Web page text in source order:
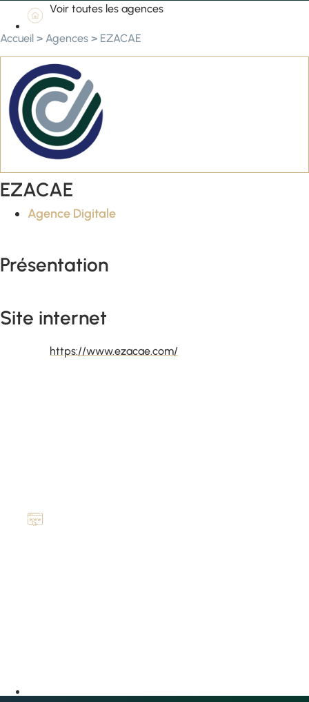
Voir toutes les agences
Accueil > Agences > EZACAE
EZACAE
Agence Digitale
Présentation
Site internet
https://www.ezacae.com/